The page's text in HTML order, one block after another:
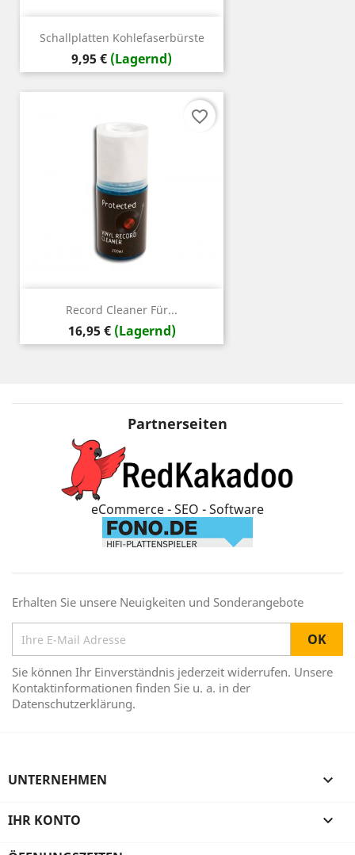
Schallplatten Kohlefaserbürste
Preis
9,95 € (Lagernd)
Record Cleaner Für...
Preis
16,95 € (Lagernd)
favorite_border
Partnerseiten
eCommerce - SEO - Software
Erhalten Sie unsere Neuigkeiten und Sonderangebote
Sie können Ihr Einverständnis jederzeit widerrufen. Unsere
Kontaktinformationen finden Sie u. a. in der
Datenschutzerklärung.
UNTERNEHMEN 
IHR KONTO 